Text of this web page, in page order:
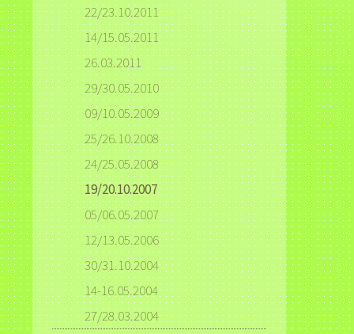
22/23.10.2011
14/15.05.2011
26.03.2011
29/30.05.2010
09/10.05.2009
25/26.10.2008
24/25.05.2008
19/20.10.2007
05/06.05.2007
12/13.05.2006
30/31.10.2004
14-16.05.2004
27/28.03.2004